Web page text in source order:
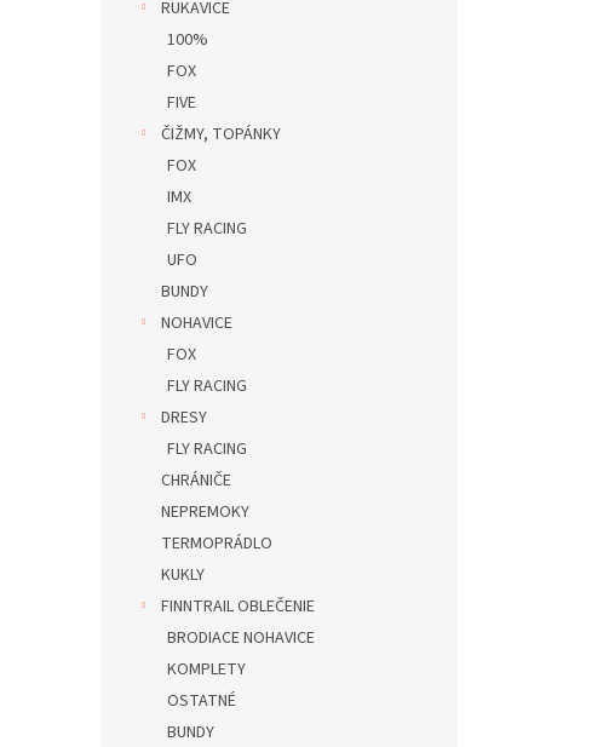
RUKAVICE
100%
FOX
FIVE
ČIŽMY, TOPÁNKY
FOX
IMX
FLY RACING
UFO
BUNDY
NOHAVICE
FOX
FLY RACING
DRESY
FLY RACING
CHRÁNIČE
NEPREMOKY
TERMOPRÁDLO
KUKLY
FINNTRAIL OBLEČENIE
BRODIACE NOHAVICE
KOMPLETY
OSTATNÉ
BUNDY